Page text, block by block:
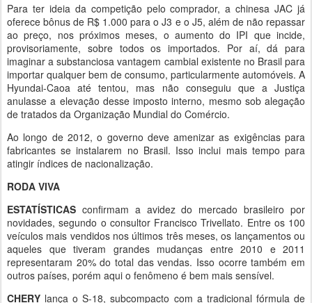
Para ter ideia da competição pelo comprador, a chinesa JAC já
oferece bônus de R$ 1.000 para o J3 e o J5, além de não repassar
ao preço, nos próximos meses, o aumento do IPI que incide,
provisoriamente, sobre todos os importados. Por aí, dá para
imaginar a substanciosa vantagem cambial existente no Brasil para
importar qualquer bem de consumo, particularmente automóveis. A
Hyundai-Caoa até tentou, mas não conseguiu que a Justiça
anulasse a elevação desse imposto interno, mesmo sob alegação
de tratados da Organização Mundial do Comércio.
Ao longo de 2012, o governo deve amenizar as exigências para
fabricantes se instalarem no Brasil. Isso inclui mais tempo para
atingir índices de nacionalização.
RODA VIVA
ESTATÍSTICAS confirmam a avidez do mercado brasileiro por
novidades, segundo o consultor Francisco Trivellato. Entre os 100
veículos mais vendidos nos últimos três meses, os lançamentos ou
aqueles que tiveram grandes mudanças entre 2010 e 2011
representaram 20% do total das vendas. Isso ocorre também em
outros países, porém aqui o fenômeno é bem mais sensível.
CHERY lança o S-18, subcompacto com a tradicional fórmula de